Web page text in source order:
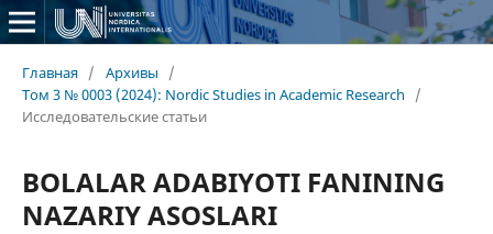
Главная / Архивы
/
Том 3 № 0003 (2024): Nordic Studies in Academic Research
/
Исследовательские статьи
BOLALAR ADABIYOTI FANINING
NAZARIY ASOSLARI